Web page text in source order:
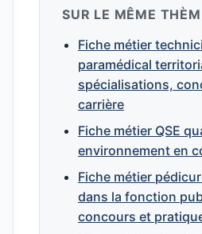
SUR LE MÊME
Fiche métier
paramédical
spécialisations,
carrière
Fiche métier QSE
environnement en
Fiche métier
dans la fonction
concours et